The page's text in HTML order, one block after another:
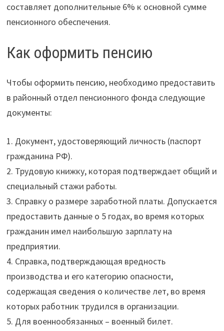
составляет дополнительные 6% к основной сумме
пенсионного обеспечения.
Как оформить пенсию
Чтобы оформить пенсию, необходимо предоставить
в районный отдел пенсионного фонда следующие
документы:
1. Документ, удостоверяющий личность (паспорт
гражданина РФ).
2. Трудовую книжку, которая подтверждает общий и
специальный стажи работы.
3. Справку о размере заработной платы. Допускается
предоставить данные о 5 годах, во время которых
гражданин имел наибольшую зарплату на
предприятии.
4. Справка, подтверждающая вредность
производства и его категорию опасности,
содержащая сведения о количестве лет, во время
которых работник трудился в организации.
5. Для военнообязанных – военный билет.